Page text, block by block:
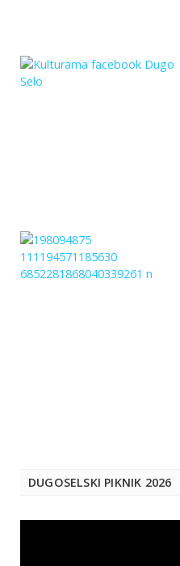
DUGOSELSKI PIKNIK 2026